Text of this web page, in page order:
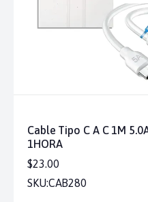
Cable Tipo C A C 1M
1HORA
$23.00
SKU:CAB280